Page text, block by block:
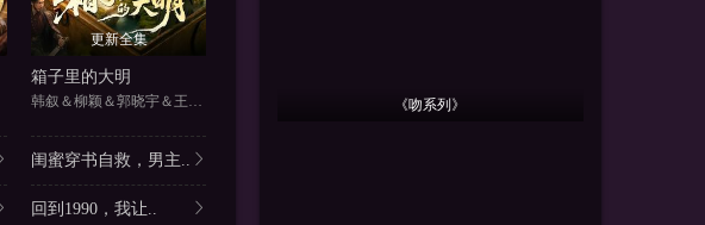
更新全集
箱子里的大明
韩叙＆柳颖＆郭晓宇＆王俊华 商琪&侯青念&
闺蜜穿书自救，男主..
回到1990，我让..
《吻系列》